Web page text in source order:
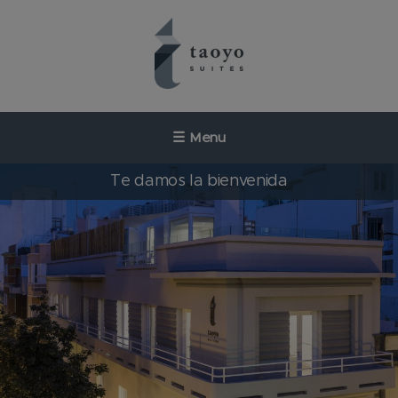
☰ Menu
Tu Suite
Servicios
Ubicación
Te damos la bienvenida